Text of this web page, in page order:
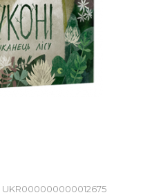
UKR000000000012675